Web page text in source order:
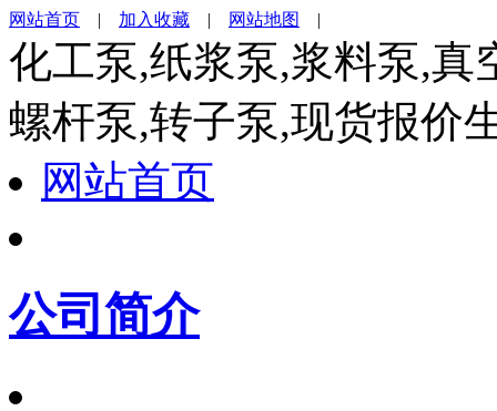
网站首页 | 加入收藏 | 网站地图 |
化工泵,纸浆泵,浆料泵,真
螺杆泵,转子泵,现货报价
网站首页
公司简介